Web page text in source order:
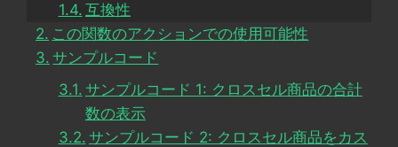
互換性
この関数のアクションでの使用可能性
サンプルコード
サンプルコード 1: クロスセル商品の合計
数の表示
サンプルコード 2: クロスセル商品をカス